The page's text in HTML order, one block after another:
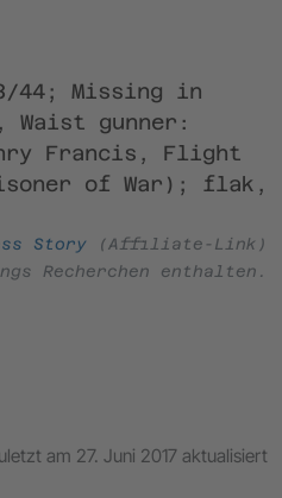
8/44; Missing in
Waist gunner:
Francis, Flight
of War); flak,
Story (Affiliate-Link)
Recherchen enthalten.
am 27. Juni 2017 aktualisiert